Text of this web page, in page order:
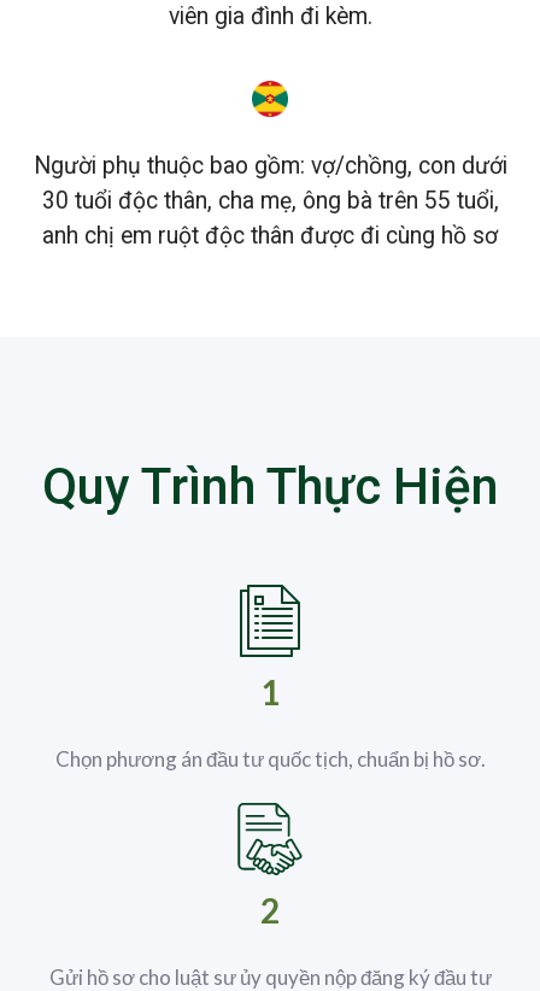
viên gia đình đi kèm.
Người phụ thuộc bao gồm: vợ/chồng, con dưới
30 tuổi độc thân, cha mẹ, ông bà trên 55 tuổi,
anh chị em ruột độc thân được đi cùng hồ sơ
Quy Trình Thực Hiện
1
Chọn phương án đầu tư quốc tịch, chuẩn bị hồ sơ.
2
Gửi hồ sơ cho luật sư ủy quyền nộp đăng ký đầu tư